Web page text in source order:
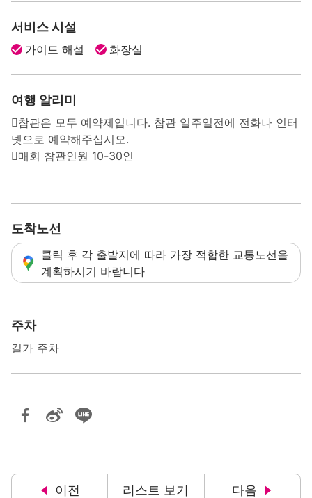
서비스 시설
가이드 해설 화장실
여행 알리미
참관은 모두 예약제입니다. 참관 일주일전에 전화나 인터
넷으로 예약해주십시오.
매회 참관인원 10-30인
도착노선
클릭 후 각 출발지에 따라 가장 적합한 교통노선을
계획하시기 바랍니다
주차
길가 주차
이전 리스트 보기 다음